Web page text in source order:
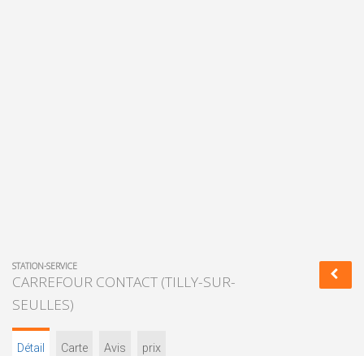
STATION-SERVICE
CARREFOUR CONTACT (TILLY-SUR-
SEULLES)
Détail Carte Avis prix